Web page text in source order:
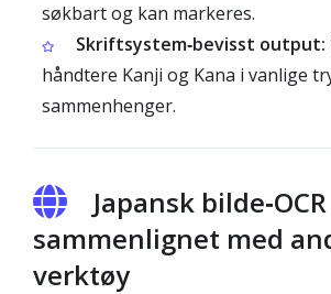
søkbart og kan markeres.
Skriftsystem‑bevisst output:
håndtere Kanji og Kana i vanlige
sammenhenger.
Japansk bilde‑OCR
sammenlignet med
verktøy